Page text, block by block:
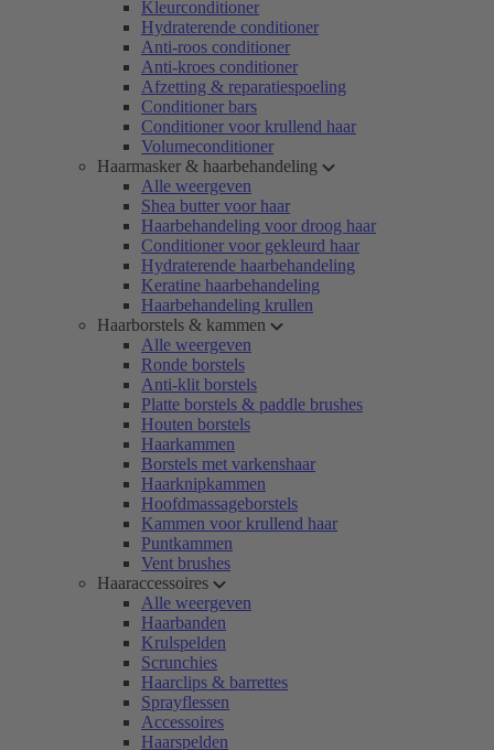
Kleurconditioner
Hydraterende conditioner
Anti-roos conditioner
Anti-kroes conditioner
Afzetting & reparatiespoeling
Conditioner bars
Conditioner voor krullend haar
Volumeconditioner
Haarmasker & haarbehandeling
Alle weergeven
Shea butter voor haar
Haarbehandeling voor droog haar
Conditioner voor gekleurd haar
Hydraterende haarbehandeling
Keratine haarbehandeling
Haarbehandeling krullen
Haarborstels & kammen
Alle weergeven
Ronde borstels
Anti-klit borstels
Platte borstels & paddle brushes
Houten borstels
Haarkammen
Borstels met varkenshaar
Haarknipkammen
Hoofdmassageborstels
Kammen voor krullend haar
Puntkammen
Vent brushes
Haaraccessoires
Alle weergeven
Haarbanden
Krulspelden
Scrunchies
Haarclips & barrettes
Sprayflessen
Accessoires
Haarspelden